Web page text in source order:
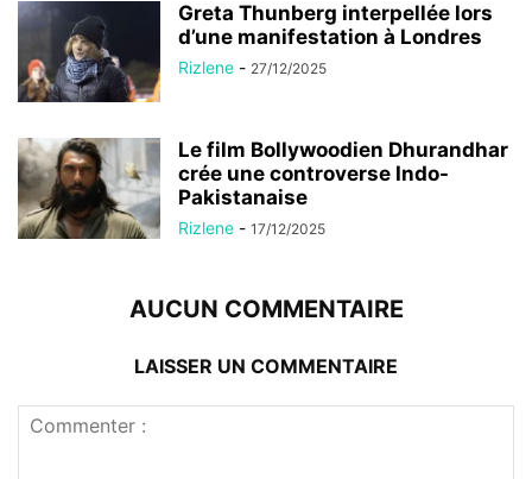
Greta Thunberg interpellée lors
d’une manifestation à Londres
Rizlene - 27/12/2025
Le film Bollywoodien Dhurandhar
crée une controverse Indo-
Pakistanaise
Rizlene - 17/12/2025
AUCUN COMMENTAIRE
LAISSER UN COMMENTAIRE